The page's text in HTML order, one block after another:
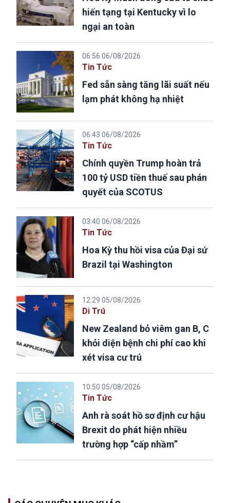
hiến tạng tại Kentucky vì lo
ngại an toàn
06:56 06/08/2026
Tin Tức
Fed sẵn sàng tăng lãi suất nếu
lạm phát không hạ nhiệt
06:43 06/08/2026
Tin Tức
Chính quyền Trump hoàn trả
100 tỷ USD tiền thuế sau phán
quyết của SCOTUS
03:40 06/08/2026
Tin Tức
Hoa Kỳ thu hồi visa của Đại sứ
Brazil tại Washington
12:29 05/08/2026
Di Trú
New Zealand bỏ viêm gan B, C
khỏi diện bệnh chi phí cao khi
xét visa cư trú
10:50 05/08/2026
Tin Tức
Anh rà soát hồ sơ định cư hậu
Brexit do phát hiện nhiều
trường hợp “cấp nhầm”